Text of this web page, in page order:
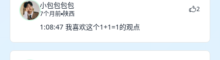
小包包包包
7个月前 陕西
2
1:08:47 我喜欢这个1+1=1的观点